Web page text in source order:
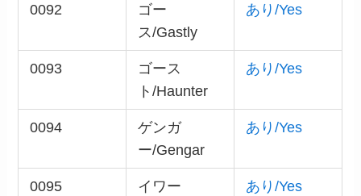
0092
ゴー
ス/Gastly
あり/Yes
0093
ゴース
ト/Haunter
あり/Yes
0094
ゲンガ
ー/Gengar
あり/Yes
0095
イワー
あり/Yes